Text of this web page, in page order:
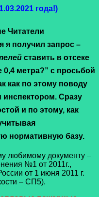
года!)
я получил запрос –
ставить в отсеке
метра?” с просьбой
как по этому поводу
Сразу
и по этому, как
нормативную базу.
любимому документу –
№1 от 2011г.,
от 1 июня 2011 г.
– СП5).